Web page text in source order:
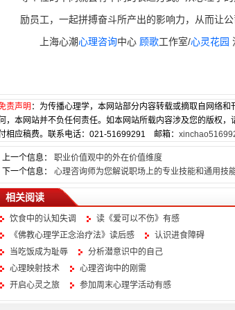
励员工，一起拼搏奋斗所产出的影响力，从而让公
上海心潮心理咨询中心 顾歌工作室/心灵花园
责声明 ：为传播心理学，本网站部分内容转载或摘取自网络
，本网站并不负任何责任。如本网站所载内容涉及您的版权
相应稿费。联系电话：021-51699291 邮箱：
上一个信息： 职业价值观中的外在价值维度
下一个信息： 心理咨询师为您解说职场上的专业技能和通用技
相关阅读
饮食中的认知失调
读《爱可以不伤》有感
《佛教心理学正念治疗法》读后感
认识进食障碍
当吃饭成为耻辱
分析潜意识中的自己
心理映射技术
心理咨询中的刚需
开启心灵之旅
参加周末心理学活动有感